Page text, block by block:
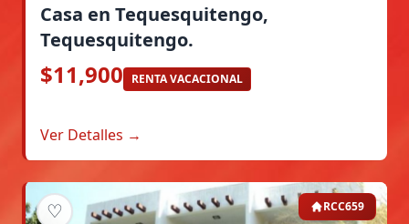
Casa en Tequesquitengo,
Tequesquitengo.
$11,900 RENTA VACACIONAL
Ver Detalles →
♡ RCC659